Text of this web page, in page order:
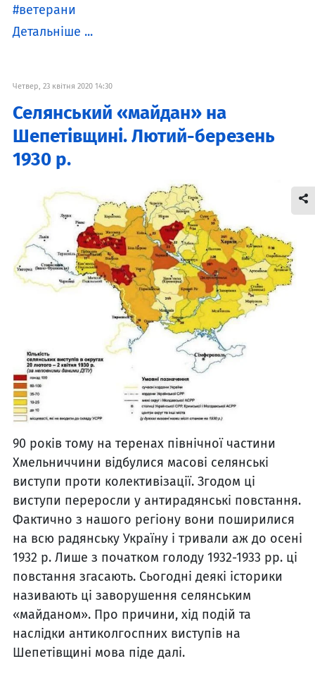
ветерани
Детальніше ...
Четвер, 23 квітня 2020 14:30
Селянський «майдан» на
Шепетівщині. Лютий-березень
1930 р.
90 років тому на теренах північної частини
Хмельниччини відбулися масові селянські
виступи проти колективізації. Згодом ці
виступи переросли у антирадянські повстання.
Фактично з нашого регіону вони поширилися
на всю радянську Україну і тривали аж до осені
1932 р. Лише з початком голоду 1932-1933 рр. ці
повстання згасають. Сьогодні деякі історики
називають ці заворушення селянським
«майданом». Про причини, хід подій та
наслідки антиколгоспних виступів на
Шепетівщині мова піде далі.